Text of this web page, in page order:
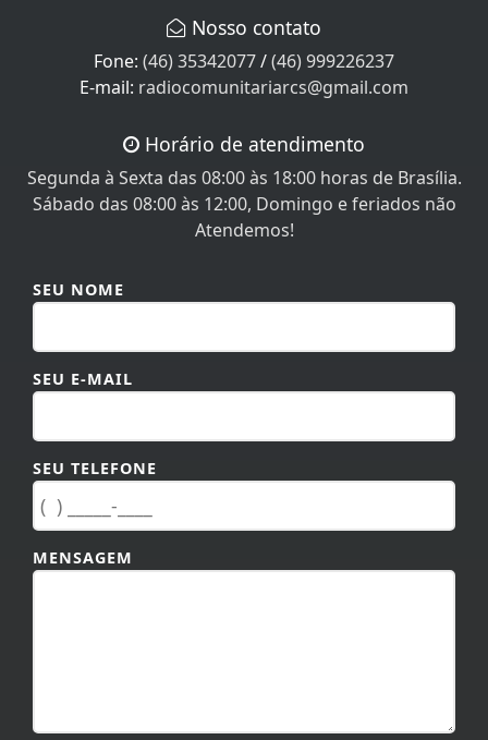
Nosso contato
Fone: (46) 35342077/(46) 999226237
E-mail: radiocomunitariarcs@gmail.com
Horário de atendimento
Segunda à Sexta das 08:00 às 18:00 horas de Brasília.
Sábado das 08:00 às 12:00, Domingo e feriados não
Atendemos!
SEU NOME
SEU E-MAIL
SEU TELEFONE
MENSAGEM